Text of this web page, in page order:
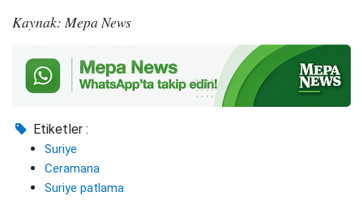
Kaynak: Mepa News
Etiketler :
Suriye
Ceramana
Suriye patlama